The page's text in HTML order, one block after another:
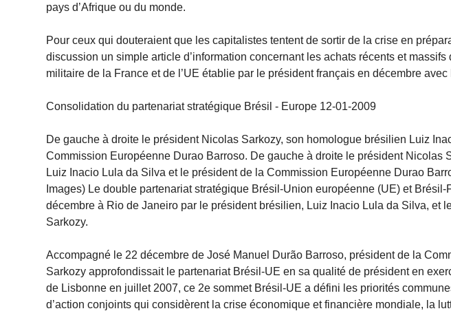
pays d’Afrique ou du monde.
Pour ceux qui douteraient que les capitalistes tentent de sortir de la crise en
discussion un simple article d’information concernant les achats récents et massifs
militaire de la France et de l’UE établie par le président français en décembre avec
Consolidation du partenariat stratégique Brésil - Europe 12-01-2009
De gauche à droite le président Nicolas Sarkozy, son homologue brésilien Luiz
Commission Européenne Durao Barroso. De gauche à droite le président Nicolas
Luiz Inacio Lula da Silva et le président de la Commission Européenne Durao
Images) Le double partenariat stratégique Brésil-Union européenne (UE) et
décembre à Rio de Janeiro par le président brésilien, Luiz Inacio Lula da Silva, et
Sarkozy.
Accompagné le 22 décembre de José Manuel Durão Barroso, président de la
Sarkozy approfondissait le partenariat Brésil-UE en sa qualité de président en
de Lisbonne en juillet 2007, ce 2e sommet Brésil-UE a défini les priorités
d’action conjoints qui considèrent la crise économique et financière mondiale, la